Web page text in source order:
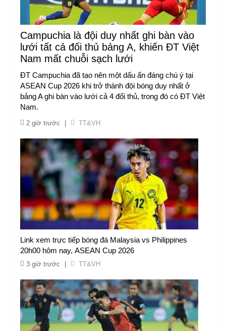
Campuchia là đội duy nhất ghi bàn vào
lưới tất cả đối thủ bảng A, khiến ĐT Việt
Nam mất chuỗi sạch lưới
ĐT Campuchia đã tạo nên một dấu ấn đáng chú ý tại
ASEAN Cup 2026 khi trở thành đội bóng duy nhất ở
bảng A ghi bàn vào lưới cả 4 đối thủ, trong đó có ĐT Việt
Nam.
2 giờ trước TT&VH
Link xem trực tiếp bóng đá Malaysia vs Philippines
20h00 hôm nay, ASEAN Cup 2026
3 giờ trước TT&VH